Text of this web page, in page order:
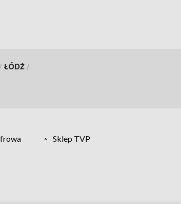
/ ŁÓDŹ /
Sklep TVP